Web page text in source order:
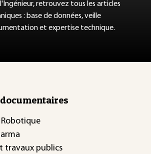
retrouvez tous les articles
: base de données, veille
et expertise technique.
travaux publics